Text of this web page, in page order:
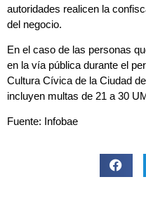
autoridades realicen la
del negocio.
En el caso de las personas
en la vía pública durante el
Cultura Cívica de la Ciudad
incluyen multas de 21 a 30
Fuente: Infobae